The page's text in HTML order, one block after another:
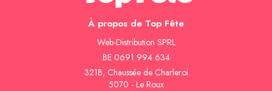
À propos de Top Fête
Web-Distribution SPRL
BE 0691 994 634
321B, Chaussée de Charleroi
5070 - Le Roux